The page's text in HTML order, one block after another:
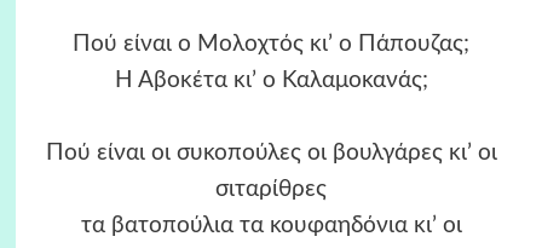
Πού είναι ο Μολοχτός κι’ ο Πάπουζας;
Η Αβοκέτα κι’ ο Καλαμοκανάς;
Πού είναι οι συκοπούλες οι βουλγάρες κι’ οι
σιταρίθρες
τα βατοπούλια τα κουφαηδόνια κι’ οι